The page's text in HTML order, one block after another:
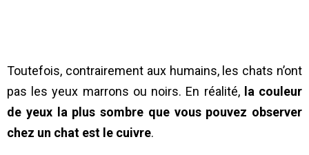
Toutefois, contrairement aux humains, les chats n’ont
pas les yeux marrons ou noirs. En réalité, la couleur
de yeux la plus sombre que vous pouvez observer
chez un chat est le cuivre.